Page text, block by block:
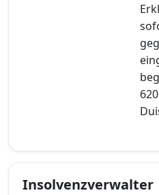
Insolvenzverwalter